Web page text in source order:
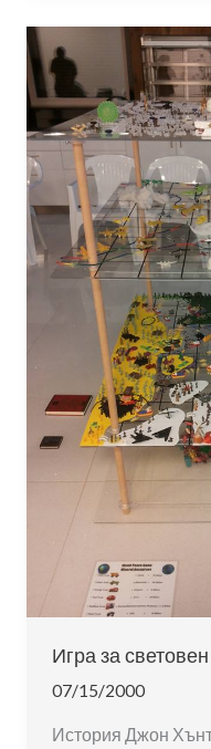
Игра за
07/15/2000
История Джон